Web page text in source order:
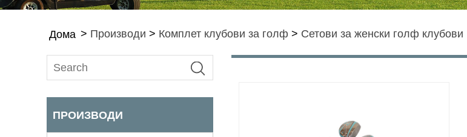
Дома > Производи > Комплет клубови за голф > Сетови за женски голф клубови
ПРОИЗВОДИ